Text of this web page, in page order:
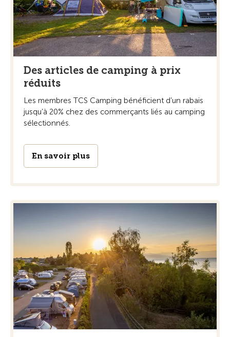
Des articles de camping à prix
réduits
Les membres TCS Camping bénéficient d’un rabais
jusqu’à 20% chez des commerçants liés au camping
sélectionnés.
En savoir plus